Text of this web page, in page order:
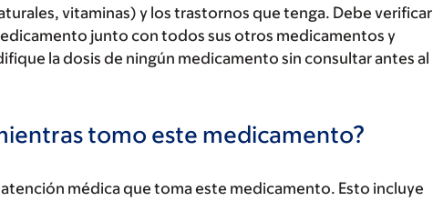
vitaminas) y los trastornos que tenga. Debe verificar
junto con todos sus otros medicamentos y
la dosis de ningún medicamento sin consultar antes al
tomo este medicamento?
médica que toma este medicamento. Esto incluye